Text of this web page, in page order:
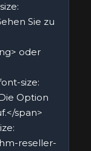
Sie zu
oder
size:
Option
span>
reseller-